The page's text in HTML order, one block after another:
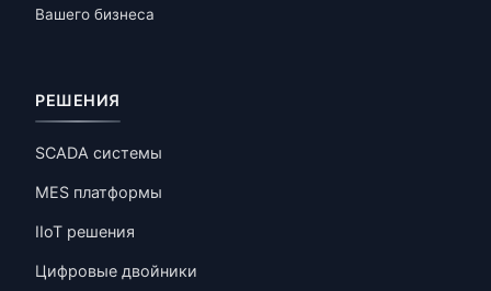
Вашего бизнеса
РЕШЕНИЯ
SCADA системы
MES платформы
IIoT решения
Цифровые двойники